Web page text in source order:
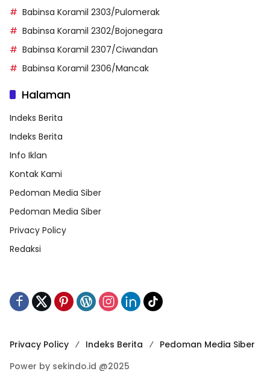
Babinsa Koramil 2303/Pulomerak
Babinsa Koramil 2302/Bojonegara
Babinsa Koramil 2307/Ciwandan
Babinsa Koramil 2306/Mancak
Halaman
Indeks Berita
Indeks Berita
Info Iklan
Kontak Kami
Pedoman Media Siber
Pedoman Media Siber
Privacy Policy
Redaksi
Privacy Policy Indeks Berita
Pedoman Media Siber
Power by sekindo.id @2025